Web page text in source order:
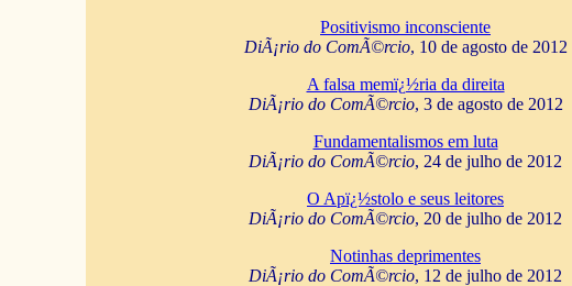
Positivismo inconsciente
DiÃ¡rio do ComÃ©rcio, 10 de agosto de 2012
A falsa memï¿½ria da direita
DiÃ¡rio do ComÃ©rcio, 3 de agosto de 2012
Fundamentalismos em luta
DiÃ¡rio do ComÃ©rcio, 24 de julho de 2012
O Apï¿½stolo e seus leitores
DiÃ¡rio do ComÃ©rcio, 20 de julho de 2012
Notinhas deprimentes
DiÃ¡rio do ComÃ©rcio, 12 de julho de 2012